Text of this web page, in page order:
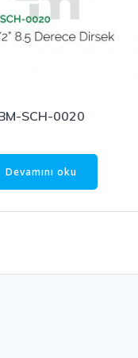
SCH-0020
Devamını oku